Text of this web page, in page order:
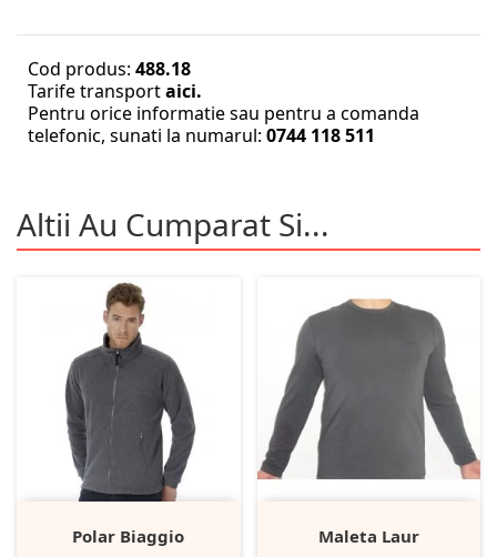
Cod produs: 488.18
Tarife transportaici.
Pentru orice informatie sau pentru a comanda
telefonic, sunati la numarul: 0744 118 511
Altii Au Cumparat Si...
Polar Biaggio Maleta Laur